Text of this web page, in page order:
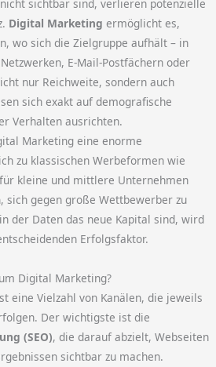
sichtbar sind, verlieren potenzielle
Digital Marketing ermöglicht es,
wo sich die Zielgruppe aufhält – in
E-Mail-Postfächern oder
nur Reichweite, sondern auch
sich exakt auf demografische
Verhalten ausrichten.
Marketing eine enorme
zu klassischen Werbeformen wie
kleine und mittlere Unternehmen
sich gegen große Wettbewerber zu
der Daten das neue Kapital sind, wird
Erfolgsfaktor.
Digital Marketing?
eine Vielzahl von Kanälen, die jeweils
Der wichtigste ist die
(SEO), die darauf abzielt, Webseiten
sichtbar zu machen.